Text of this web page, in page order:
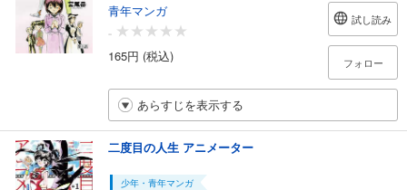
青年マンガ
-
165円 (税込)
試し読み
フォロー
あらすじを表示する
二度目の人生 アニメーター
少年・青年マンガ